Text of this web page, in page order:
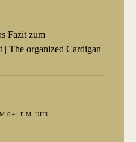
Fazit zum
The organized Cardigan
6:41 P.M. UHR